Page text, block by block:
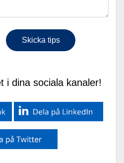
i dina sociala kanaler!